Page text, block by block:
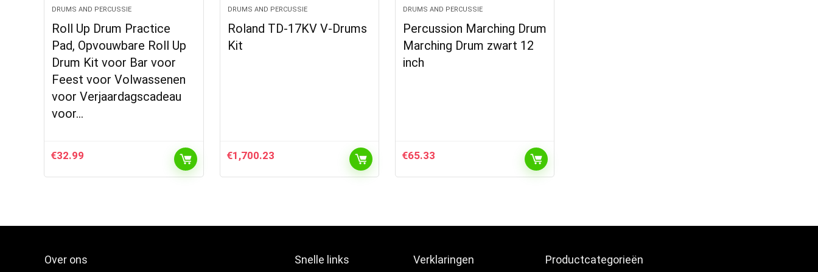
DRUMS AND PERCUSSIE
Roll Up Drum Practice
Pad, Opvouwbare Roll Up
Drum Kit voor Bar voor
Feest voor Volwassenen
voor Verjaardagscadeau
voor…
€32.99
DRUMS AND PERCUSSIE
Roland TD-17KV V-Drums
Kit
€1,700.23
DRUMS AND PERCUSSIE
Percussion Marching Drum
Marching Drum zwart 12
inch
€65.33
Over ons Snelle links Verklaringen Productcategorieën